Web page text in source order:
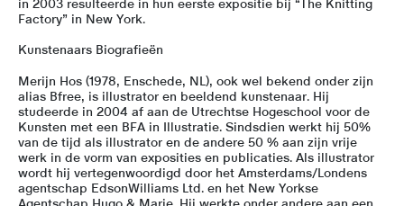
in 2003 resulteerde in hun eerste expositie bij “The Knitting
Factory” in New York.
Kunstenaars Biografieën
Merijn Hos (1978, Enschede, NL), ook wel bekend onder zijn
alias Bfree, is illustrator en beeldend kunstenaar. Hij
studeerde in 2004 af aan de Utrechtse Hogeschool voor de
Kunsten met een BFA in Illustratie. Sindsdien werkt hij 50%
van de tijd als illustrator en de andere 50 % aan zijn vrije
werk in de vorm van exposities en publicaties. Als illustrator
wordt hij vertegenwoordigd door het Amsterdams/Londens
agentschap EdsonWilliams Ltd. en het New Yorkse